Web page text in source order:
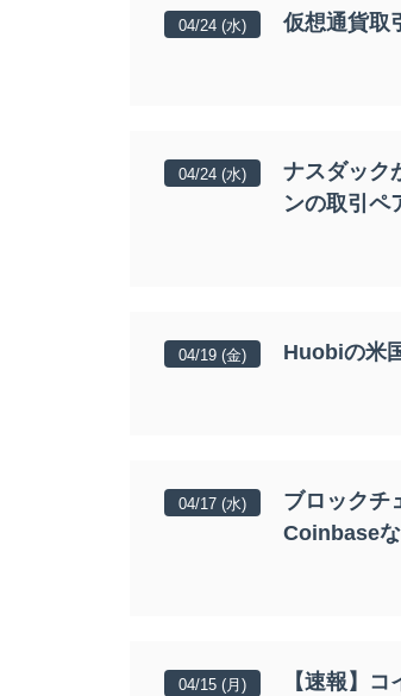
04/24 (水) 仮想通貨取
04/24 (水)
ナスダック
ンの取引ペ
04/19 (金) Huobiの米
04/17 (水)
ブロックチ
Coinbase
04/15 (月)
【速報】